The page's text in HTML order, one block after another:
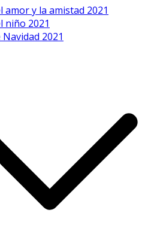
amor y la amistad 2021
niño 2021
2021